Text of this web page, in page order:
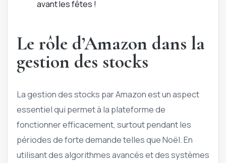
Le rôle d’Amazon dans la
gestion des stocks
La gestion des stocks par Amazon est un aspect
essentiel qui permet à la plateforme de
fonctionner efficacement, surtout pendant les
périodes de forte demande telles que Noël. En
utilisant des algorithmes avancés et des systèmes